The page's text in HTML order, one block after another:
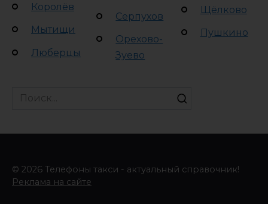
Королёв
Мытищи
Люберцы
Серпухов
Орехово-
Зуево
Щёлково
Пушкино
Search
© 2026 Телефоны такси - актуальный справочник!
Реклама на сайте